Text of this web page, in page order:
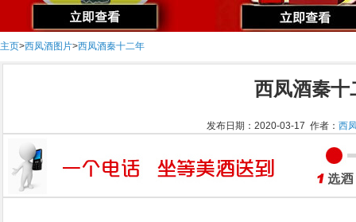
主页>西凤酒图片>西凤酒秦十二年
西凤酒秦十
发布日期：2020-03-17 作者： 西